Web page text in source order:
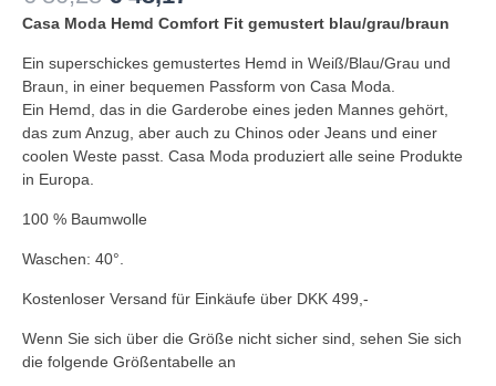
Casa Moda Hemd Comfort Fit gemustert blau/grau/braun
Ein superschickes gemustertes Hemd in Weiß/Blau/Grau und
Braun, in einer bequemen Passform von Casa Moda.
Ein Hemd, das in die Garderobe eines jeden Mannes gehört,
das zum Anzug, aber auch zu Chinos oder Jeans und einer
coolen Weste passt. Casa Moda produziert alle seine Produkte
in Europa.
100 % Baumwolle
Waschen: 40°.
Kostenloser Versand für Einkäufe über DKK 499,-
Wenn Sie sich über die Größe nicht sicher sind, sehen Sie sich
die folgende Größentabelle an